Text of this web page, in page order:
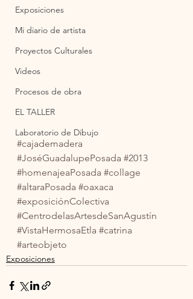
Exposiciones
Mi diario de artista
Proyectos Culturales
Videos
Procesos de obra
EL TALLER
Laboratorio de Dibujo
#cajademadera
#JoséGuadalupePosada #2013
#homenajeaPosada #collage
#altaraPosada #oaxaca
#exposiciónColectiva
#CentrodelasArtesdeSanAgustín
#VistaHermosaEtla #catrina
#arteobjeto
Exposiciones